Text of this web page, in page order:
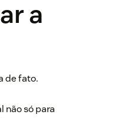
a
de fato.
não só para